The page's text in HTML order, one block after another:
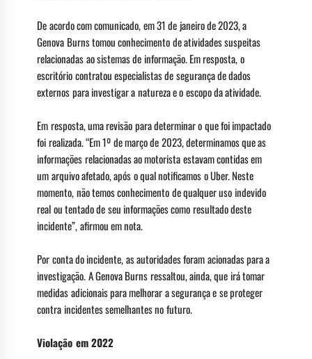
De acordo com comunicado, em 31 de janeiro de 2023, a
Genova Burns tomou conhecimento de atividades suspeitas
relacionadas ao sistemas de informação. Em resposta, o
escritório contratou especialistas de segurança de dados
externos para investigar a natureza e o escopo da atividade.
Em resposta, uma revisão para determinar o que foi impactado
foi realizada. “Em 1º de março de 2023, determinamos que as
informações relacionadas ao motorista estavam contidas em
um arquivo afetado, após o qual notificamos o Uber. Neste
momento, não temos conhecimento de qualquer uso indevido
real ou tentado de seu informações como resultado deste
incidente”, afirmou em nota.
Por conta do incidente, as autoridades foram acionadas para a
investigação. A Genova Burns ressaltou, ainda, que irá tomar
medidas adicionais para melhorar a segurança e se proteger
contra incidentes semelhantes no futuro.
Violação em 2022